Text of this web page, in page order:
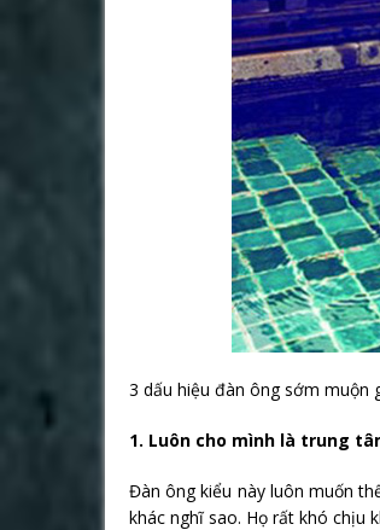
3 dấu hiệu đàn ông sớm muộn
1. Luôn cho mình là trung
Đàn ông kiểu này luôn muốn
khác nghĩ sao. Họ rất khó chịu